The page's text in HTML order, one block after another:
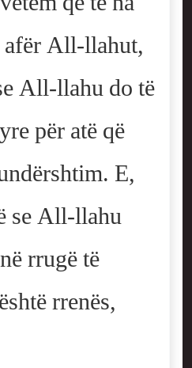
All-llahut,
All-llahu do të
për atë që
E,
se All-llahu
rrugë të
rrenës,